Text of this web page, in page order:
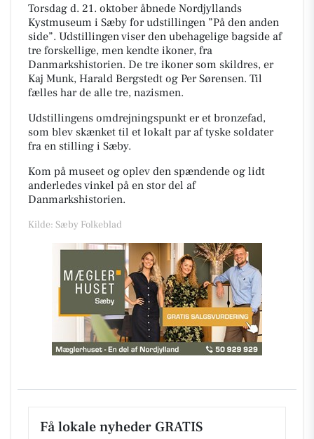
Torsdag d. 21. oktober åbnede Nordjyllands
Kystmuseum i Sæby for udstillingen ”På den anden
side”. Udstillingen viser den ubehagelige bagside af
tre forskellige, men kendte ikoner, fra
Danmarkshistorien. De tre ikoner som skildres, er
Kaj Munk, Harald Bergstedt og Per Sørensen. Til
fælles har de alle tre, nazismen.
Udstillingens omdrejningspunkt er et bronzefad,
som blev skænket til et lokalt par af tyske soldater
fra en stilling i Sæby.
Kom på museet og oplev den spændende og lidt
anderledes vinkel på en stor del af
Danmarkshistorien.
Kilde: Sæby Folkeblad
Få lokale nyheder GRATIS